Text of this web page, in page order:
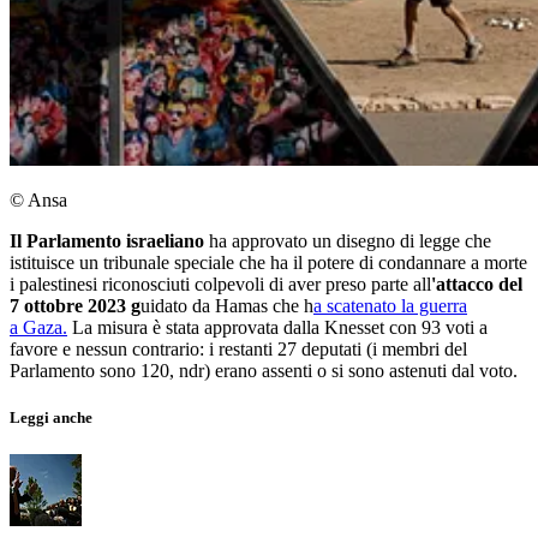
© Ansa
Il Parlamento israeliano ha approvato un disegno di legge che
istituisce un tribunale speciale che ha il potere di condannare a morte
i palestinesi riconosciuti colpevoli di aver preso parte all'attacco del
7 ottobre 2023 guidato da Hamas che ha scatenato la guerra
a Gaza. La misura è stata approvata dalla Knesset con 93 voti a
favore e nessun contrario: i restanti 27 deputati (i membri del
Parlamento sono 120, ndr) erano assenti o si sono astenuti dal voto.
Leggi anche